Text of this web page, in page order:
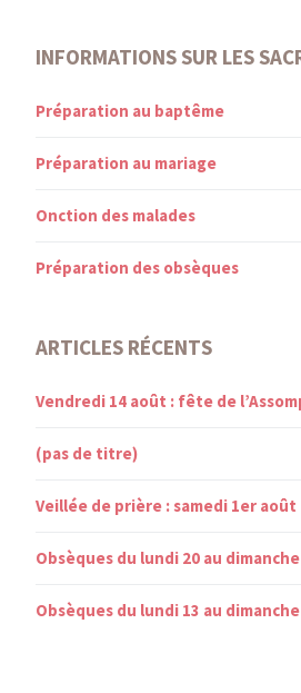
INFORMATIONS SUR LES
Préparation au baptême
Préparation au mariage
Onction des malades
Préparation des obsèques
ARTICLES RÉCENTS
Vendredi 14 août : fête de
(pas de titre)
Veillée de prière : samedi 1er août
Obsèques du lundi 20 au
Obsèques du lundi 13 au